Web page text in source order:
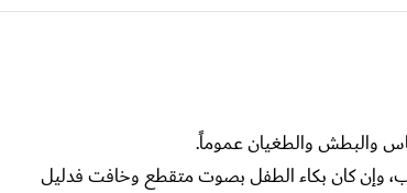
والبطش والطغيان عموماً.
وإن كان بكاء الطفل بصوت متقطع وخافت فدليل